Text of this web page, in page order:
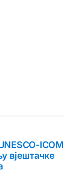
ICOM
вјештачке